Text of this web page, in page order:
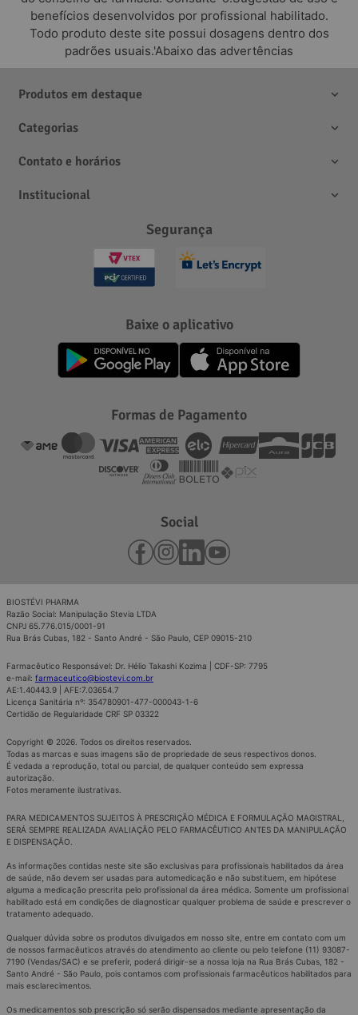
benefícios desenvolvidos por profissional habilitado.
Todo produto deste site possui dosagens dentro dos
padrões usuais.'Abaixo das advertências
Produtos em destaque
Categorias
Contato e horários
Institucional
Segurança
Baixe o aplicativo
Formas de Pagamento
Social
BIOSTÉVI PHARMA
Razão Social: Manipulação Stevia LTDA
CNPJ 65.776.015/0001-91
Rua Brás Cubas, 182 - Santo André - São Paulo, CEP 09015-210
Farmacêutico Responsável: Dr. Hélio Takashi Kozima | CDF-SP: 7795
e-mail: farmaceutico@biostevi.com.br
AE:1.40443.9 | AFE:7.03654.7
Licença Sanitária nº: 354780901-477-000043-1-6
Certidão de Regularidade CRF SP 03322
Copyright © 2026. Todos os direitos reservados.
Todas as marcas e suas imagens são de propriedade de seus respectivos donos.
É vedada a reprodução, total ou parcial, de qualquer conteúdo sem expressa
autorização.
Fotos meramente ilustrativas.
PARA MEDICAMENTOS SUJEITOS À PRESCRIÇÃO MÉDICA E FORMULAÇÃO MAGISTRAL,
SERÁ SEMPRE REALIZADA AVALIAÇÃO PELO FARMACÊUTICO ANTES DA MANIPULAÇÃO
E DISPENSAÇÃO.
As informações contidas neste site são exclusivas para profissionais habilitados da área
de saúde, não devem ser usadas para automedicação e não substituem, em hipótese
alguma a medicação prescrita pelo profissional da área médica. Somente um profissional
habilitado está em condições de diagnosticar qualquer problema de saúde e prescrever o
tratamento adequado.
Qualquer dúvida sobre os produtos divulgados em nosso site, entre em contato com um
de nossos farmacêuticos através do atendimento ao cliente ou pelo telefone (11) 93087-
7190 (Vendas/SAC) e se preferir, poderá dirigir-se a nossa loja na Rua Brás Cubas, 182 -
Santo André - São Paulo, pois contamos com profissionais farmacêuticos habilitados para
mais esclarecimentos.
Os medicamentos sob prescrição só serão dispensados mediante apresentação da